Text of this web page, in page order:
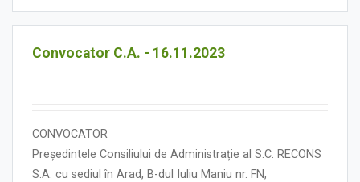
Convocator C.A. - 16.11.2023
CONVOCATOR
Președintele Consiliului de Administrație al S.C. RECONS
S.A. cu sediul în Arad, B-dul Iuliu Maniu nr. FN,